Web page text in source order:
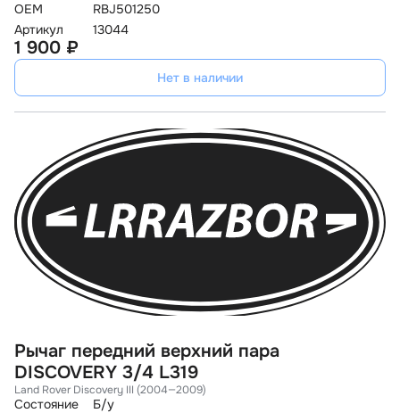
OEM
RBJ501250
Артикул
13044
1 900 ₽
Нет в наличии
Рычаг передний верхний пара
DISCOVERY 3/4 L319
Land Rover Discovery III (2004—2009)
Состояние
Б/у